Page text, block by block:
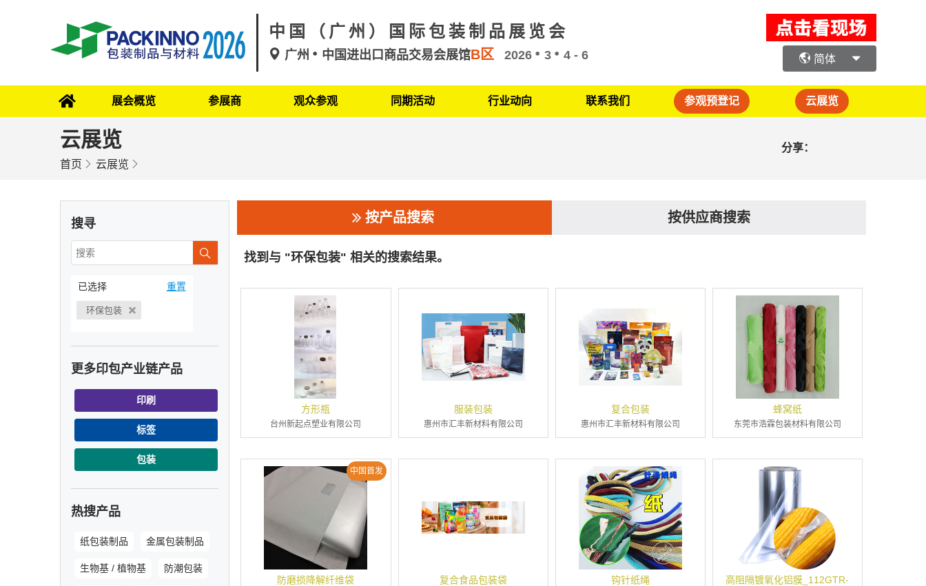
中国（广州）国际包装制品展览会
广州 中国进出口商品交易会展馆B区 2026 3 4 - 6 简体
展会概览 参展商 观众参观 同期活动 行业动向 联系我们 参观预登记 云展览
云展览
首页 云展览
分享：
搜寻
已选择 重置
环保包装
更多印包产业链产品
印刷
标签
包装
热搜产品
纸包装制品 金属包装制品
生物基 / 植物基 防潮包装
按产品搜索 按供应商搜索
找到与 "环保包装" 相关的搜索结果。
方形瓶
台州新起点塑业有限公司
服装包装
惠州市汇丰新材料有限公司
复合包装
惠州市汇丰新材料有限公司
蜂窝纸
东莞市浩霖包装材料有限公司
中国首发
防磨损降解纤维袋 复合食品包装袋 钩针纸绳
高阻隔镀氧化铝膜_112GTR-